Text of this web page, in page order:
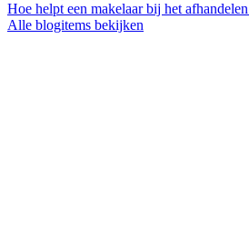
Hoe helpt een makelaar bij het
Alle blogitems bekijken